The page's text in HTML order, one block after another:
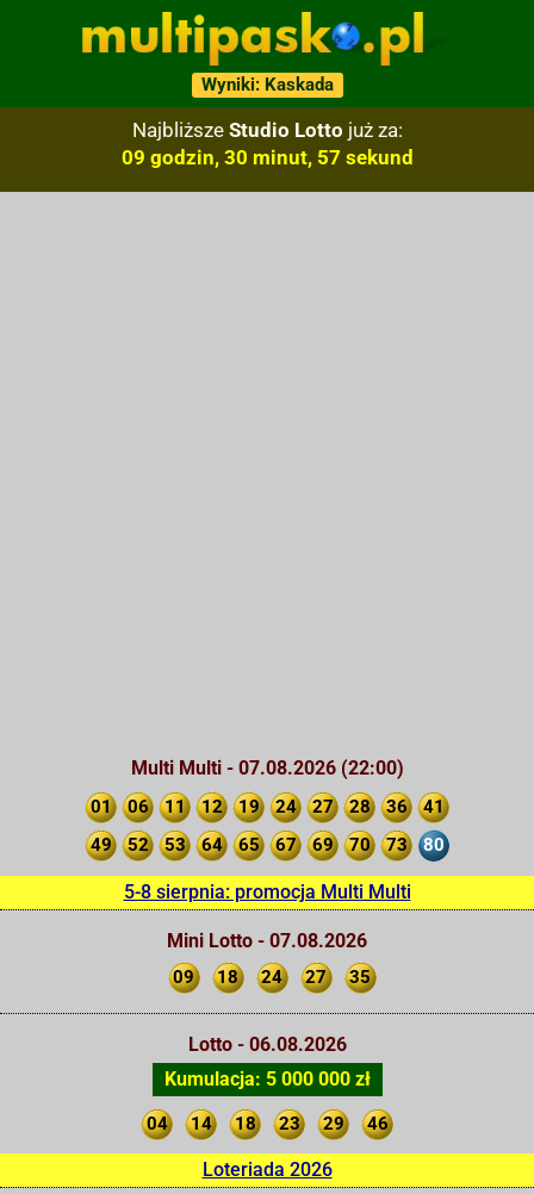
Wyniki: Kaskada
Najbliższe Studio Lotto już za:
09 godzin, 30 minut, 56 sekund
Multi Multi - 07.08.2026 (22:00)
01 06 11 12 19 24 27 28 36
41
49
52 53 64 65 67 69 70 73 80
5-8 sierpnia: promocja Multi Multi
Mini Lotto - 07.08.2026
09 18 24 27 35
Lotto - 06.08.2026
Kumulacja: 5 000 000 zł
04 14 18 23 29 46
Loteriada 2026